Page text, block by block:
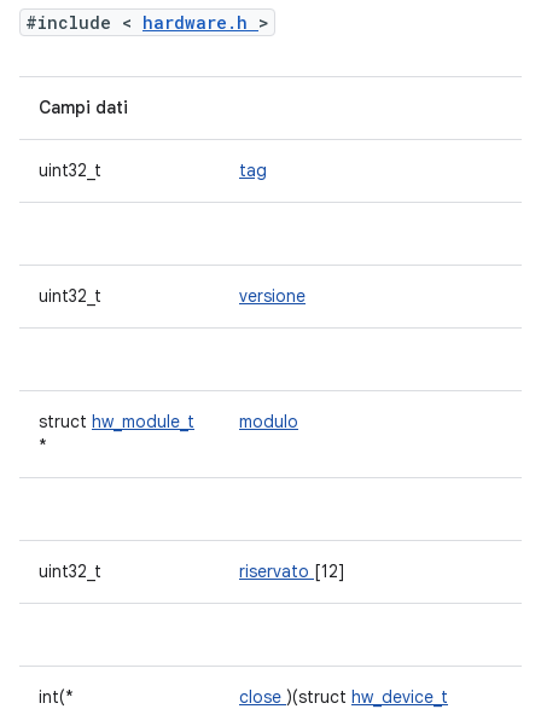
#include < hardware.h >
Campi dati
uint32_t tag
uint32_t versione
struct hw_module_t
*
modulo
uint32_t riservato [12]
int(* close )(struct hw_device_t